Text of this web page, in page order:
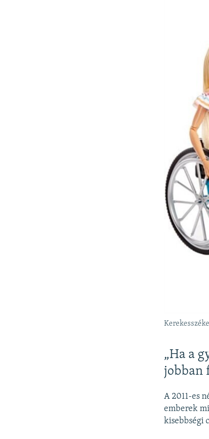
„Ha a
jobban
A 2011-es
emberek
kisebbségi